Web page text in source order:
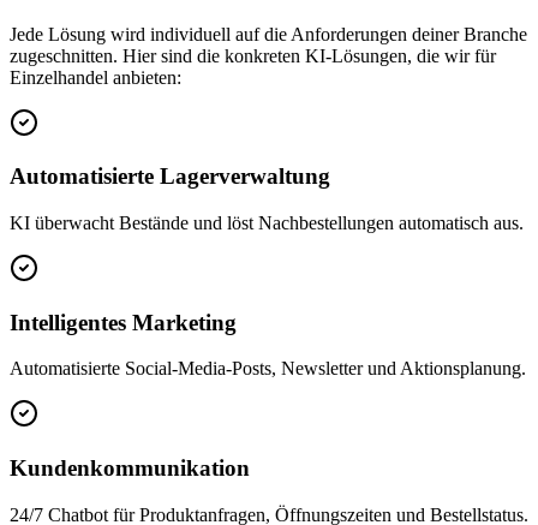
Jede Lösung wird individuell auf die Anforderungen deiner Branche
zugeschnitten. Hier sind die konkreten KI-Lösungen, die wir für
Einzelhandel anbieten:
Automatisierte Lagerverwaltung
KI überwacht Bestände und löst Nachbestellungen automatisch aus.
Intelligentes Marketing
Automatisierte Social-Media-Posts, Newsletter und Aktionsplanung.
Kundenkommunikation
24/7 Chatbot für Produktanfragen, Öffnungszeiten und Bestellstatus.